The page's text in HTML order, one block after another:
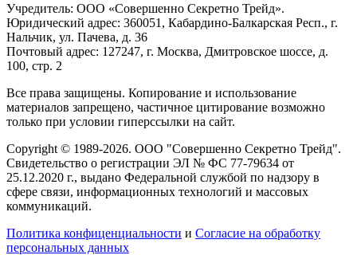
Учредитель: ООО «Совершенно Секретно Трейд».
Юридический адрес: 360051, Кабардино-Балкарская Респ., г.
Нальчик, ул. Пачева, д. 36
Почтовый адрес: 127247, г. Москва, Дмитровское шоссе, д.
100, стр. 2
Все права защищены. Копирование и использование
материалов запрещено, частичное цитирование возможно
только при условии гиперссылки на сайт.
Copyright © 1989-2026. ООО "Совершенно Секретно Трейд".
Свидетельство о регистрации ЭЛ № ФС 77-79634 от
25.12.2020 г., выдано Федеральной службой по надзору в
сфере связи, информационных технологий и массовых
коммуникаций.
Политика конфиценциальности и Согласие на обработку
персональных данных